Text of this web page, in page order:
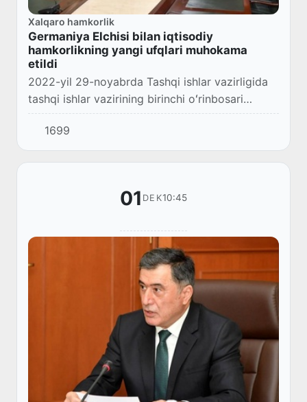
Xalqaro hamkorlik
Germaniya Elchisi bilan iqtisodiy
hamkorlikning yangi ufqlari muhokama
etildi
2022-yil 29-noyabrda Tashqi ishlar vazirligida
tashqi ishlar vazirining birinchi oʻrinbosari
Furqat Sidiqov Germaniyaning
mamlakatimizdagi Favqulodda va Muxtor
Elchisi Tilo Klinner...
1699
01 DEK10:45